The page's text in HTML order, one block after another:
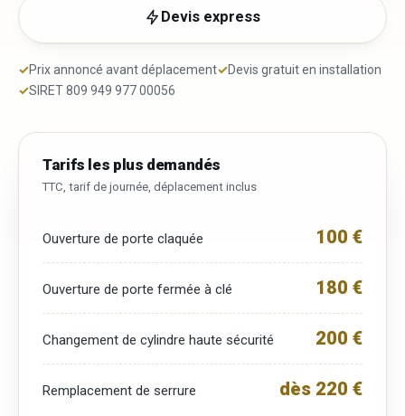
Devis express
✓Prix annoncé avant déplacement✓Devis gratuit en installation
✓SIRET 809 949 977 00056
Tarifs les plus demandés
TTC, tarif de journée, déplacement inclus
Ouverture de porte claquée 100 €
Ouverture de porte fermée à clé 180 €
Changement de cylindre haute sécurité 200 €
Remplacement de serrure dès 220 €